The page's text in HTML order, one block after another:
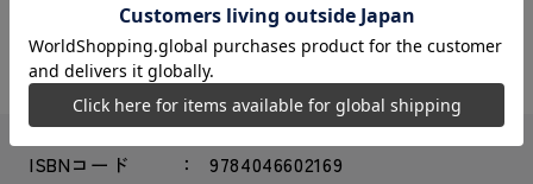
シェアする：
ISBNコード
9784046602169